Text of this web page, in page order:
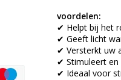
voordelen:
✔ Helpt bij het
✔ Geeft licht
✔ Versterkt uw
✔ Stimuleert en
✔ Ideaal voor